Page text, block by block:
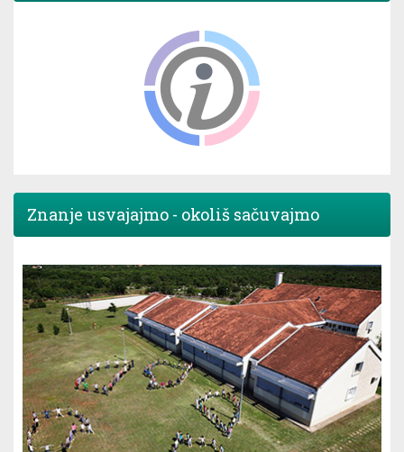
Znanje usvajajmo - okoliš sačuvajmo